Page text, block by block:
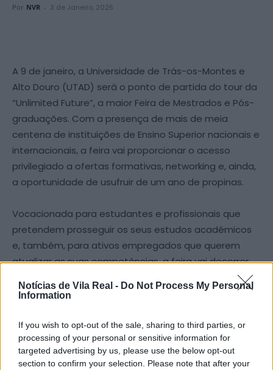
Notícias de Vila Real - Do Not Process My Personal
Information
If you wish to opt-out of the sale, sharing to third parties, or
processing of your personal or sensitive information for
targeted advertising by us, please use the below opt-out
section to confirm your selection. Please note that after your
Por NVR - 3 de Janeiro, 2025
A 9 de janeiro, a Universidade de Trás-os-Montes e
Alto Douro (UTAD) será o ponto de partida do tour da
“Unlimited Future”, a maior Feira de Mestrados e Pós-
graduações. Com a presença de mais de meia
centena de instituições de Ensino Superior nacionais e
internacionais, a feira vai proporcionar o acesso
privilegiado a ofertas formativas, networking e, ainda,
a oportunidade de usufruir de um ano de propinas.
Vocacionada para estudantes e profissionais que
pretendem prosseguir os seus estudos académicos
e, também, para ativos empregados que querem
atualizar as suas competências, a feira vai decorrer
entre as 14h30 e as 18h30, no átrio da Aula Magna. Os
participantes vão poder explorar os percursos
financiamento, obter apoio em processos de
candidatura e esclarecer as suas dúvidas junto dos
representantes das instituições de Ensino Superior.